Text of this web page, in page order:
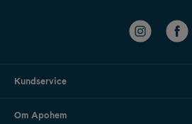
Kundservice
Om Apohem